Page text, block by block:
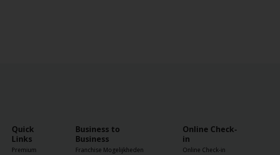
Quick
Links
Premium
Business to
Business
Franchise Mogelijkheden
Online Check-
in
Online Check-in